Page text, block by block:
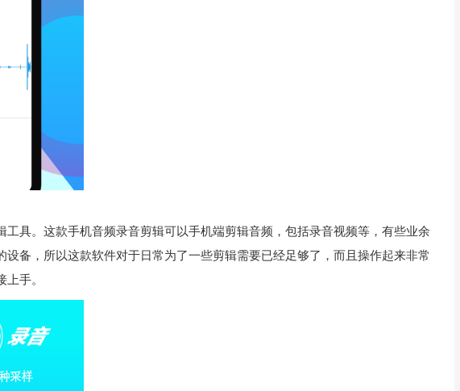
工具。这款手机音频录音剪辑可以手机端剪辑音频，包括录音视频等，有些业余
设备，所以这款软件对于日常为了一些剪辑需要已经足够了，而且操作起来非常
手。